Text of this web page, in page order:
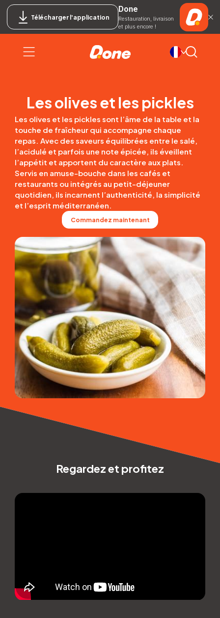
Télécharger l'application
Done
Restauration, livraison
et plus encore !
Les olives et les pickles
Les olives et les pickles sont l’âme de la table et la
touche de fraîcheur qui accompagne chaque
repas. Avec des saveurs équilibrées entre le salé,
l’acidulé et parfois une note épicée, ils éveillent
l’appétit et apportent du caractère aux plats.
Servis en amuse-bouche dans les cafés et
restaurants ou intégrés au petit-déjeuner
quotidien, ils incarnent l’authenticité, la simplicité
et l’esprit méditerranéen.
Commandez maintenant
Regardez et profitez